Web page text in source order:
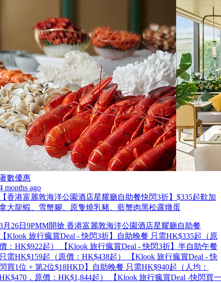
數優惠
months ago
香港富麗敦海洋公園酒店星耀廳自助餐快閃3折】$335起歎加
大龍蝦、雪蟹腳、原隻燒乳豬、藍蟹肉黑松露燉蛋
月26日9PMM開搶 香港富麗敦海洋公園酒店星耀廳自助餐
Klook 旅行瘋賞Deal - 快閃3折】自助晚餐 只需HK$335起（原
：HK$922起） 【Klook 旅行瘋賞Deal - 快閃3折】半自助午餐
需HK$159起（原價：HK$438起） 【Klook 旅行瘋賞Deal - 快
買1位 + 第2位$18HKD】自助晚餐 只需HK$940起（人均：
，原價：HK$1,844起） 【Klook 旅行瘋賞Deal -快閃買一